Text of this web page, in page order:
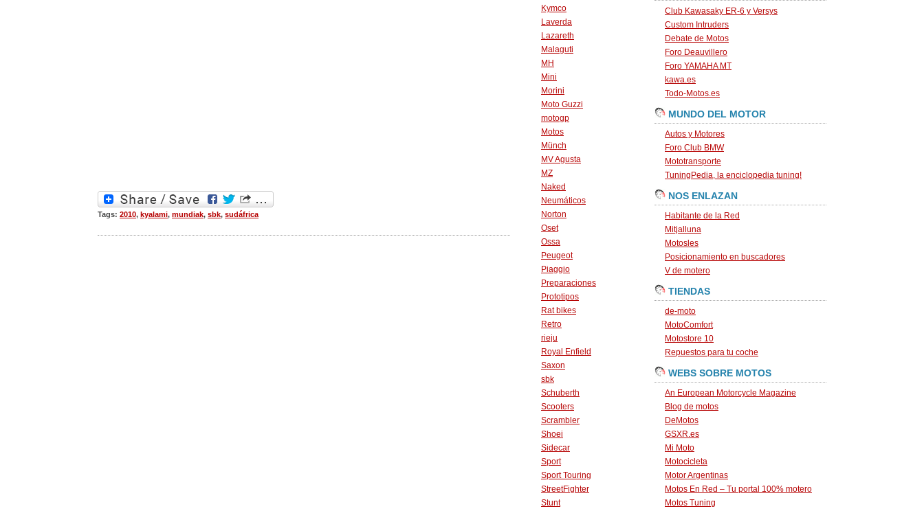
Tags: 2010, kyalami, mundiak, sbk, sudáfrica
Kymco
Laverda
Lazareth
Malaguti
MH
Mini
Morini
Moto Guzzi
motogp
Motos
Münch
MV Agusta
MZ
Naked
Neumáticos
Norton
Oset
Ossa
Peugeot
Piaggio
Preparaciones
Prototipos
Rat bikes
Retro
rieju
Royal Enfield
Saxon
sbk
Schuberth
Scooters
Scrambler
Shoei
Sidecar
Sport
Sport Touring
StreetFighter
Stunt
Club Kawasaky ER-6 y Versys
Custom Intruders
Debate de Motos
Foro Deauvillero
Foro YAMAHA MT
kawa.es
Todo-Motos.es
MUNDO DEL MOTOR
Autos y Motores
Foro Club BMW
Mototransporte
TuningPedia, la enciclopedia tuning!
NOS ENLAZAN
Habitante de la Red
Mitjalluna
Motosles
Posicionamiento en buscadores
V de motero
TIENDAS
de-moto
MotoComfort
Motostore 10
Repuestos para tu coche
WEBS SOBRE MOTOS
An European Motorcycle Magazine
Blog de motos
DeMotos
GSXR.es
Mi Moto
Motocicleta
Motor Argentinas
Motos En Red – Tu portal 100% motero
Motos Tuning